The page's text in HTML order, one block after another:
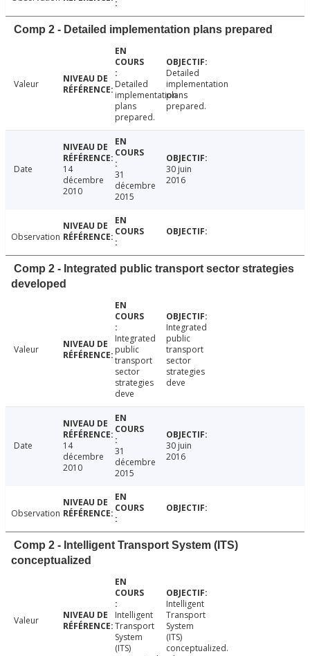
Comp 2 - Detailed implementation plans prepared
Valeur
Detailed
implementation
plans
prepared.
Detailed
implementation
plans
prepared.
Date
14
décembre
2010
31
décembre
2015
30 juin
2016
Observation
Comp 2 - Integrated public transport sector strategies
developed
Valeur
Integrated
public
transport
sector
strategies
deve
Integrated
public
transport
sector
strategies
deve
Date
14
décembre
2010
31
décembre
2015
30 juin
2016
Observation
Comp 2 - Intelligent Transport System (ITS)
conceptualized
Valeur
Intelligent
Transport
System
(ITS)
Intelligent
Transport
System
(ITS)
conceptualized.